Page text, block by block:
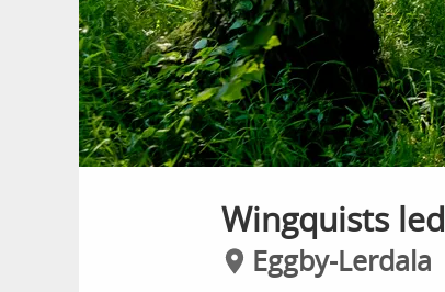
Wingquists led
Eggby-Lerdala